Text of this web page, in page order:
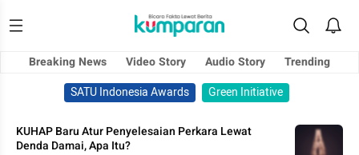
Breaking News Video Story Audio Story
Trending
SATU Indonesia Awards
Green Initiative
KUHAP Baru Atur Penyelesaian Perkara Lewat
Denda Damai, Apa Itu?